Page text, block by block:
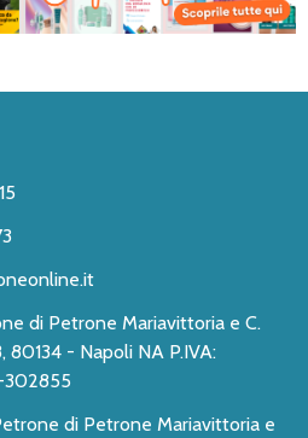
di Petrone Mariavittoria e C.
302855
di Petrone Mariavittoria e